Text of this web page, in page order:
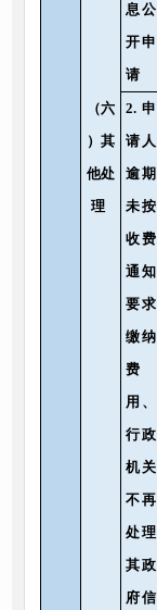
（六
）其
他处
理
息公
开申
请
2.申
请人
逾期
未按
收费
通知
要求
缴纳
费
用、
行政
机关
不再
处理
其政
府信